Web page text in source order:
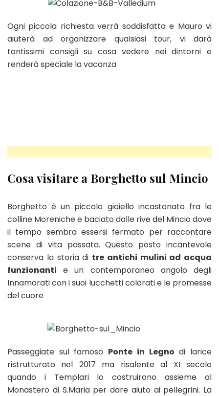
Ogni piccola richiesta verrà soddisfatta e Mauro vi
aiuterà ad organizzare qualsiasi tour, vi darà
tantissimi consigli su cosa vedere nei dintorni e
renderà speciale la vacanza
Cosa visitare a Borghetto sul Mincio
Borghetto è un piccolo gioiello incastonato fra le
colline Moreniche e baciato dalle rive del Mincio dove
il tempo sembra essersi fermato per raccontare
scene di vita passata. Questo posto incantevole
conserva la storia di tre antichi mulini ad acqua
funzionanti e un contemporaneo angolo degli
Innamorati con i suoi lucchetti colorati e le promesse
del cuore
Passeggiate sul famoso Ponte in Legno di larice
ristrutturato nel 2017 ma risalente al XI secolo
quando i Templari lo costruirono assieme al
Monastero di S.Maria per dare aiuto ai pellegrini. La